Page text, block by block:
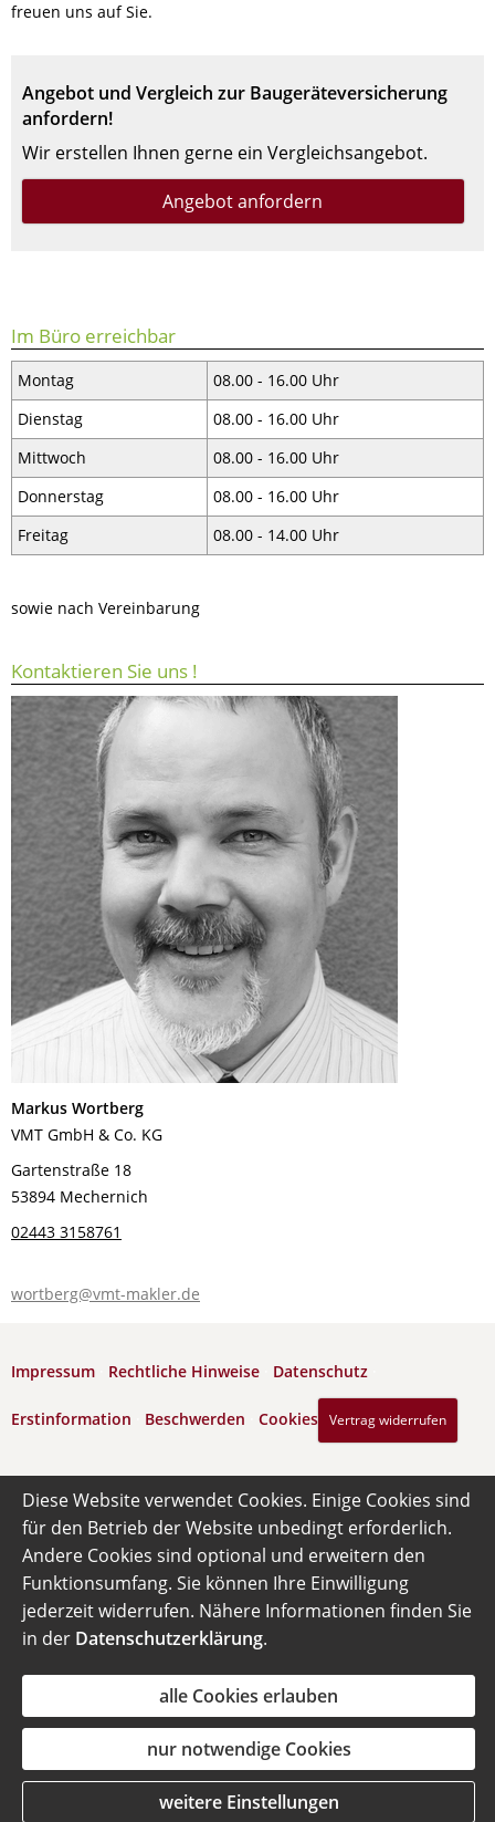
freuen uns auf Sie.
Angebot und Vergleich zur Baugeräteversicherung
anfordern!
Wir erstellen Ihnen gerne ein Vergleichsangebot.
Angebot anfordern
Im Büro erreichbar
Montag
08.00 - 16.00 Uhr
Dienstag
08.00 - 16.00 Uhr
Mittwoch
08.00 - 16.00 Uhr
Donnerstag
08.00 - 16.00 Uhr
Freitag
08.00 - 14.00 Uhr
sowie nach Vereinbarung
Kontaktieren Sie uns !
Markus Wortberg
VMT GmbH & Co. KG
Gartenstraße 18
53894 Mechernich
02443 3158761
wortberg@vmt-makler.de
Impressum Rechtliche Hinweise Datenschutz
Erstinformation Beschwerden Cookies Vertrag widerrufen
Diese Website verwendet Cookies. Einige Cookies sind
für den Betrieb der Website unbedingt erforderlich.
Andere Cookies sind optional und erweitern den
Funktionsumfang. Sie können Ihre Einwilligung
jederzeit widerrufen. Nähere Informationen finden Sie
in der Datenschutzerklärung.
alle Cookies erlauben
nur notwendige Cookies
weitere Einstellungen